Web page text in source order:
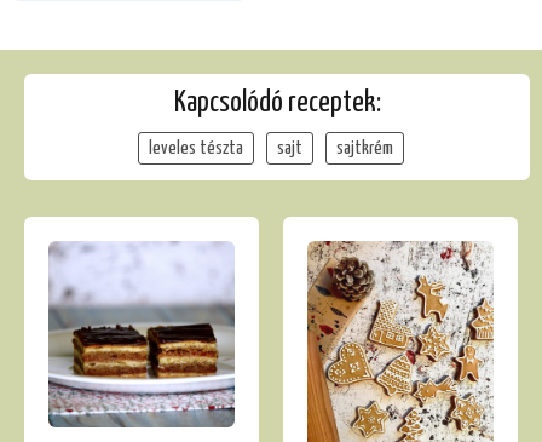
Kapcsolódó receptek:
leveles tészta sajt sajtkrém